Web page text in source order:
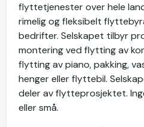
flyttetjenester over hele
rimelig og fleksibelt
bedrifter. Selskapet tilbyr
montering ved flytting av
flytting av piano, pakking,
henger eller flyttebil.
deler av flytteprosjektet.
eller små.